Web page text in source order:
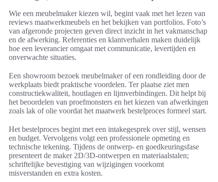
Wie een meubelmaker kiezen wil, begint vaak met het lezen van
reviews maatwerkmeubels en het bekijken van portfolios. Foto’s
van afgeronde projecten geven direct inzicht in het vakmanschap
en de afwerking. Referenties en klantverhalen maken duidelijk
hoe een leverancier omgaat met communicatie, levertijden en
onverwachte situaties.
Een showroom bezoek meubelmaker of een rondleiding door de
werkplaats biedt praktische voordelen. Ter plaatse ziet men
constructiekwaliteit, houtlagen en lijmverbindingen. Dit helpt bij
het beoordelen van proefmonsters en het kiezen van afwerkingen
zoals lak of olie voordat het maatwerk bestelproces formeel start.
Het bestelproces begint met een intakegesprek over stijl, wensen
en budget. Vervolgens volgt een professionele opmeting en
technische tekening. Tijdens de ontwerp- en goedkeuringsfase
presenteert de maker 2D/3D-ontwerpen en materiaalstalen;
schriftelijke bevestiging van wijzigingen voorkomt
misverstanden en extra kosten.